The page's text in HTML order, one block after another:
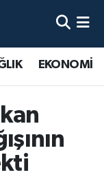
EKONOMİ